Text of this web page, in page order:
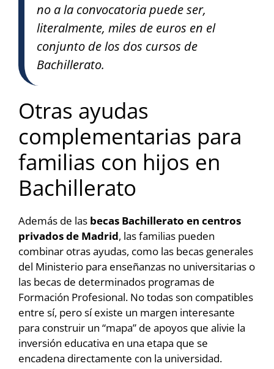
no a la convocatoria puede ser,
literalmente, miles de euros en el
conjunto de los dos cursos de
Bachillerato.
Otras ayudas
complementarias para
familias con hijos en
Bachillerato
Además de las becas Bachillerato en centros
privados de Madrid, las familias pueden
combinar otras ayudas, como las becas generales
del Ministerio para enseñanzas no universitarias o
las becas de determinados programas de
Formación Profesional. No todas son compatibles
entre sí, pero sí existe un margen interesante
para construir un “mapa” de apoyos que alivie la
inversión educativa en una etapa que se
encadena directamente con la universidad.